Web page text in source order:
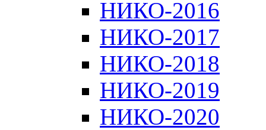
НИКО-2016
НИКО-2017
НИКО-2018
НИКО-2019
НИКО-2020